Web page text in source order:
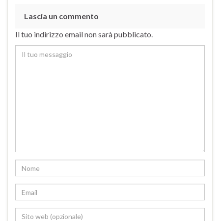
Lascia un commento
Il tuo indirizzo email non sarà pubblicato.